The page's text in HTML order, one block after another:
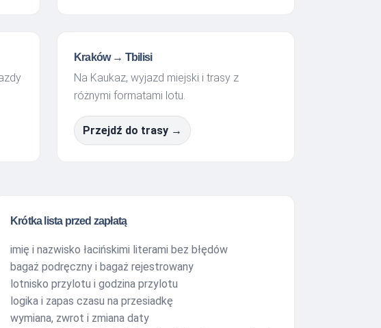
Kraków → Tbilisi
Na Kaukaz, wyjazd miejski i trasy z
różnymi formatami lotu.
Przejdź do trasy →
Krótka lista przed zapłatą
imię i nazwisko łacińskimi literami bez błędów
bagaż podręczny i bagaż rejestrowany
lotnisko przylotu i godzina przylotu
logika i zapas czasu na przesiadkę
wymiana, zwrot i zmiana daty